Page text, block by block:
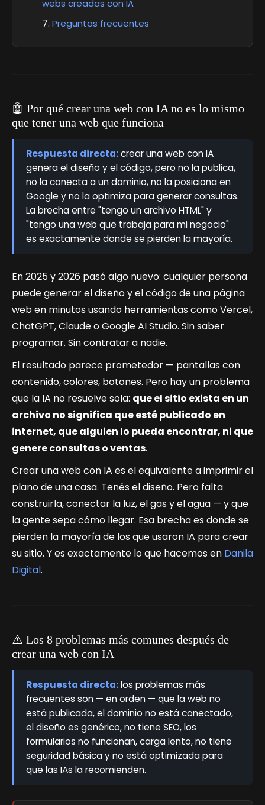
webs creadas con IA
Preguntas frecuentes
🤖 Por qué crear una web con IA no es lo mismo
que tener una web que funciona
Respuesta directa:crear una web con IA
genera el diseño y el código, pero no la publica,
no la conecta a un dominio, no la posiciona en
Google y no la optimiza para generar consultas.
La brecha entre "tengo un archivo HTML" y
"tengo una web que trabaja para mi negocio"
es exactamente donde se pierden la mayoría.
En 2025 y 2026 pasó algo nuevo: cualquier persona
puede generar el diseño y el código de una página
web en minutos usando herramientas como Vercel,
ChatGPT, Claude o Google AI Studio. Sin saber
programar. Sin contratar a nadie.
El resultado parece prometedor — pantallas con
contenido, colores, botones. Pero hay un problema
que la IA no resuelve sola: que el sitio exista en un
archivo no significa que esté publicado en
internet, que alguien lo pueda encontrar, ni que
genere consultas o ventas.
Crear una web con IA es el equivalente a imprimir el
plano de una casa. Tenés el diseño. Pero falta
construirla, conectar la luz, el gas y el agua — y que
la gente sepa cómo llegar. Esa brecha es donde se
pierden la mayoría de los que usaron IA para crear
su sitio. Y es exactamente lo que hacemos en Danila
Digital.
⚠️ Los 8 problemas más comunes después de
crear una web con IA
Respuesta directa:los problemas más
frecuentes son — en orden — que la web no
está publicada, el dominio no está conectado,
el diseño es genérico, no tiene SEO, los
formularios no funcionan, carga lento, no tiene
seguridad básica y no está optimizada para
que las IAs la recomienden.